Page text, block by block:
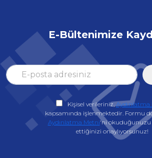
E-Bültenimize
Kişisel verileriniz, Aydınlatma
kapsamında işlenmektedir. Formu
Aydınlatma Metni'ni okuduğunuzu
ettiğinizi onaylıyorsunuz!